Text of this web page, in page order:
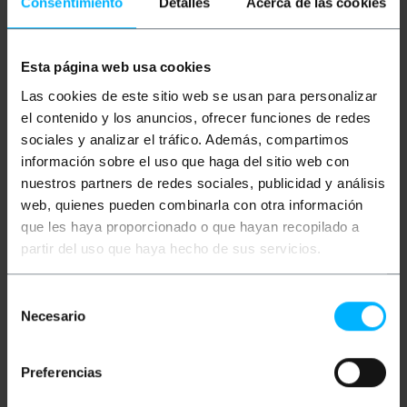
Esta página web usa cookies
Las cookies de este sitio web se usan para personalizar
el contenido y los anuncios, ofrecer funciones de redes
sociales y analizar el tráfico. Además, compartimos
información sobre el uso que haga del sitio web con
nuestros partners de redes sociales, publicidad y análisis
web, quienes pueden combinarla con otra información
que les haya proporcionado o que hayan recopilado a
partir del uso que haya hecho de sus servicios.
Necesario
Preferencias
450 (gł.) x 500 (wys.). Optymalizuje infrastrukturę IT
przełączniki, routery, listwy zasilające i inne
systemy komunikacyjne w bezpiecznym rdzeniu
operacyjnym. Jej konstrukcja została
zoptymalizowana pod kątem organizacji systemów
rack i akcesoriów, maksymalizując przestrzeń i
zarządzanie okablowaniem, zapewniając
profesjonalną, uporządkowaną i łatwą w
zarządzaniu architekturę sieciową w każdej
instalacji telekomunikacyjnej.
Okular
Szafa rack 19" z demontażu, wysokiej jakości
Kompletna konstrukcja z przednimi i tylnymi
głębokość, aby spełnić wszelkie potrzeby.
Odległość między ramą przednią a tylną
beznarzędziowego demontażu,
zapewniającym łatwy dostęp do okablowania